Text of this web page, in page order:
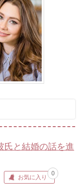
氏と結婚の話を進
お気に入り
0